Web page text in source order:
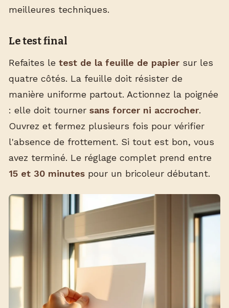
meilleures techniques.
Le test final
Refaites le test de la feuille de papier sur les
quatre côtés. La feuille doit résister de
manière uniforme partout. Actionnez la poignée
: elle doit tourner sans forcer ni accrocher.
Ouvrez et fermez plusieurs fois pour vérifier
l'absence de frottement. Si tout est bon, vous
avez terminé. Le réglage complet prend entre
15 et 30 minutes pour un bricoleur débutant.